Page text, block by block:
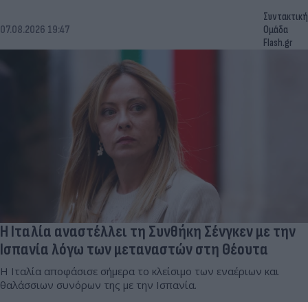
07.08.2026 19:47
Συντακτική
Ομάδα
Flash.gr
Η Ιταλία αναστέλλει τη Συνθήκη Σένγκεν με την
Ισπανία λόγω των μεταναστών στη Θέουτα
Η Ιταλία αποφάσισε σήμερα το κλείσιμο των εναέριων και
θαλάσσιων συνόρων της με την Ισπανία.